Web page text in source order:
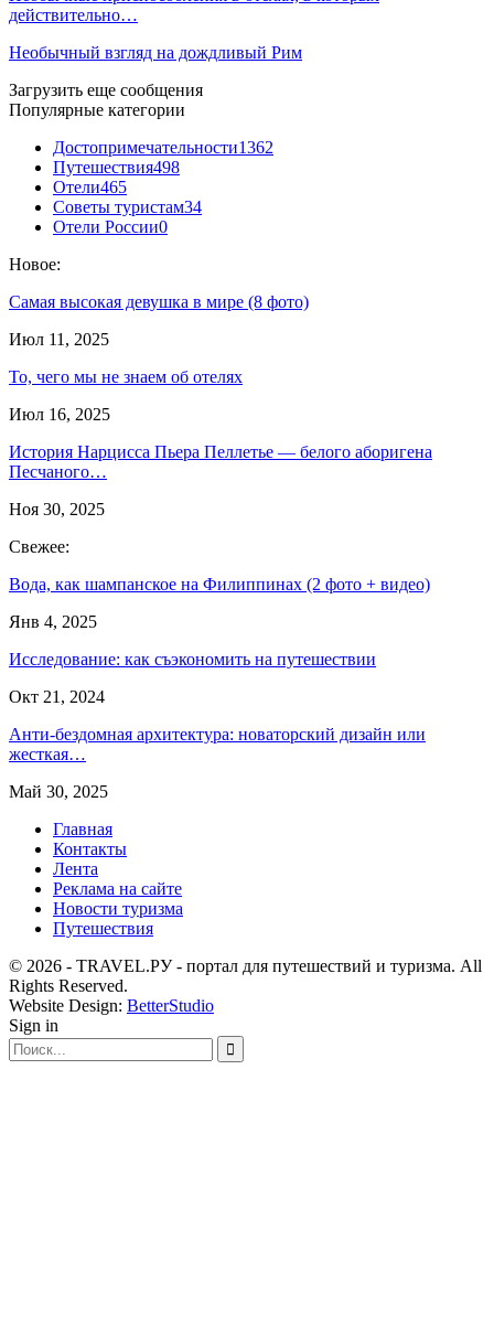
действительно…
Необычный взгляд на дождливый Рим
Загрузить еще сообщения
Популярные категории
Достопримечательности1362
Путешествия498
Отели465
Советы туристам34
Отели России0
Новое:
Самая высокая девушка в мире (8 фото)
Июл 11, 2025
То, чего мы не знаем об отелях
Июл 16, 2025
История Нарцисса Пьера Пеллетье — белого аборигена
Песчаного…
Ноя 30, 2025
Свежее:
Вода, как шампанское на Филиппинах (2 фото + видео)
Янв 4, 2025
Исследование: как съэкономить на путешествии
Окт 21, 2024
Анти-бездомная архитектура: новаторский дизайн или
жесткая…
Май 30, 2025
Главная
Контакты
Лента
Реклама на сайте
Новости туризма
Путешествия
© 2026 - TRAVEL.РУ - портал для путешествий и туризма. All
Rights Reserved.
Website Design: BetterStudio
Sign in